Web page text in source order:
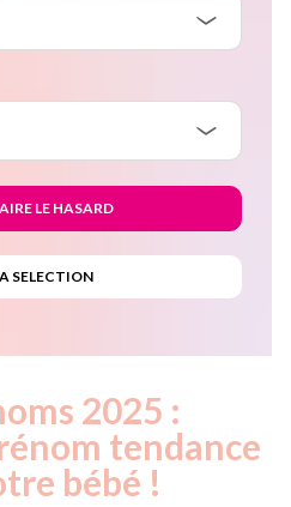
2025 :
tendance
bébé !